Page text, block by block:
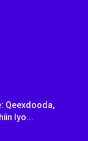
Qeexdooda,
Iyo...